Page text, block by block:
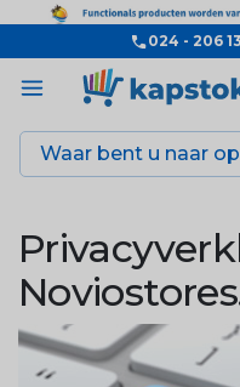
024 - 206